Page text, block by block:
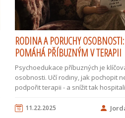
RODINA A PORUCHY
POMÁHÁ PŘÍBUZNÝM V TERAPII
Psychoedukace příbuzných je
osobnosti. Učí rodiny, jak pochopit
podpořit terapii - a snížit tak
11.22.2025